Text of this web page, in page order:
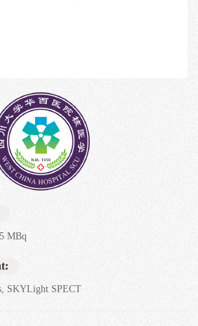
MBq
SKYLight SPECT